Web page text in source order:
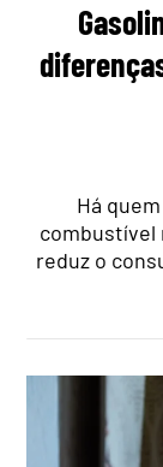
Há
combustível
reduz o